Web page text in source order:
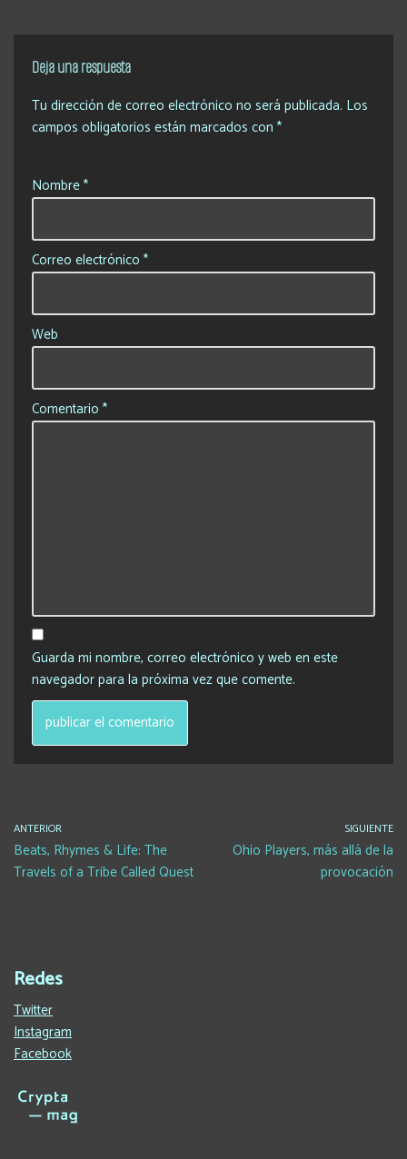
Deja una respuesta
Tu dirección de correo electrónico no será publicada. Los
campos obligatorios están marcados con *
Nombre*
Correo electrónico *
Web
Comentario *
Guarda mi nombre, correo electrónico y web en este
navegador para la próxima vez que comente.
ANTERIOR
Beats, Rhymes & Life: The
Travels of a Tribe Called Quest
SIGUIENTE
Ohio Players, más allá de la
provocación
Redes
Twitter
Instagram
Facebook